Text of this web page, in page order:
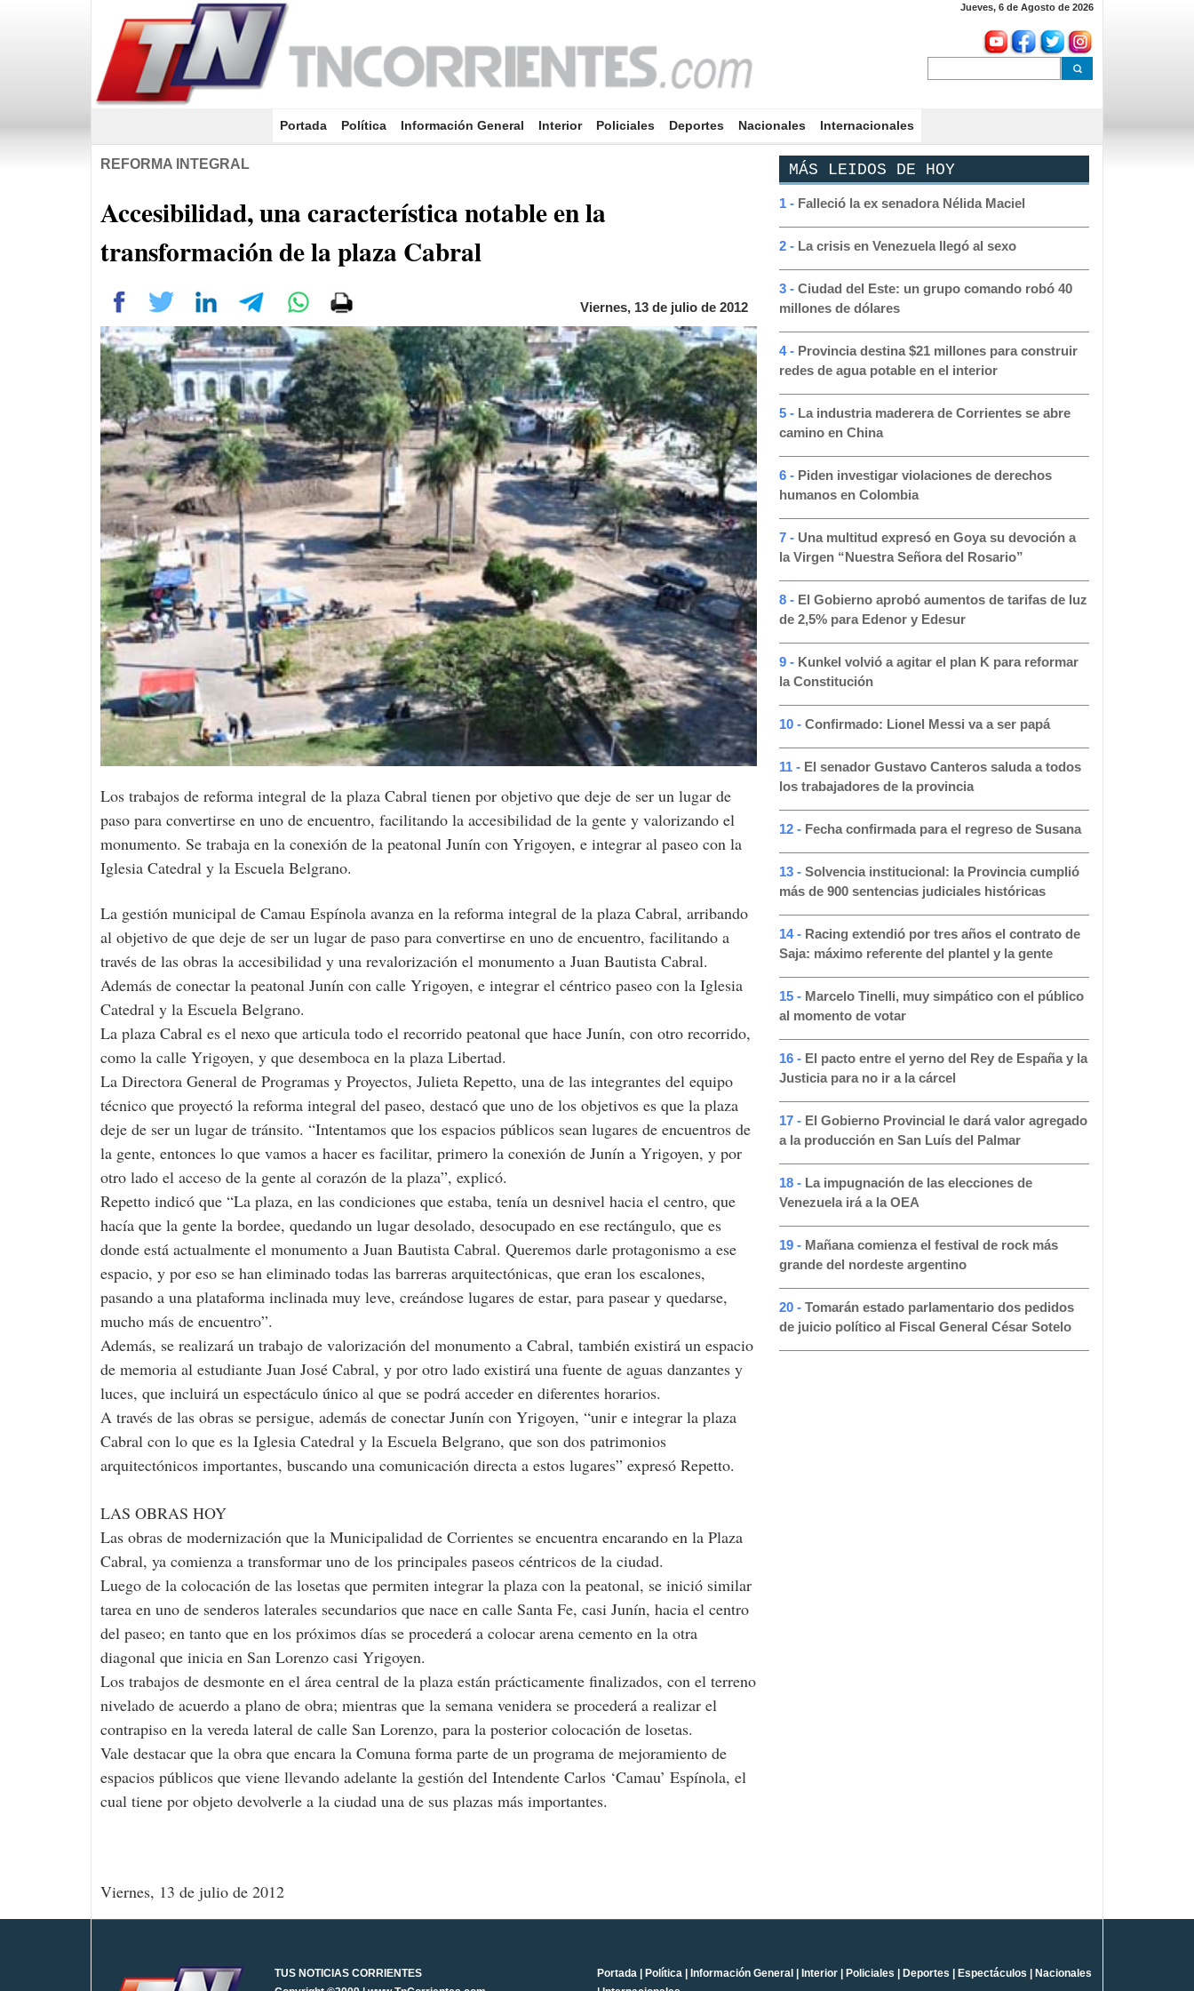
Jueves, 6 de Agosto de 2026
Portada (current)
Política Información General Interior Policiales Deportes Nacionales Internacionales
REFORMA INTEGRAL
Accesibilidad, una característica notable en la
transformación de la plaza Cabral
Viernes, 13 de julio de 2012
Los trabajos de reforma integral de la plaza Cabral tienen por objetivo que deje de ser un lugar de
paso para convertirse en uno de encuentro, facilitando la accesibilidad de la gente y valorizando el
monumento. Se trabaja en la conexión de la peatonal Junín con Yrigoyen, e integrar al paseo con la
Iglesia Catedral y la Escuela Belgrano.
La gestión municipal de Camau Espínola avanza en la reforma integral de la plaza Cabral, arribando
al objetivo de que deje de ser un lugar de paso para convertirse en uno de encuentro, facilitando a
través de las obras la accesibilidad y una revalorización el monumento a Juan Bautista Cabral.
Además de conectar la peatonal Junín con calle Yrigoyen, e integrar el céntrico paseo con la Iglesia
Catedral y la Escuela Belgrano.
La plaza Cabral es el nexo que articula todo el recorrido peatonal que hace Junín, con otro recorrido,
como la calle Yrigoyen, y que desemboca en la plaza Libertad.
La Directora General de Programas y Proyectos, Julieta Repetto, una de las integrantes del equipo
técnico que proyectó la reforma integral del paseo, destacó que uno de los objetivos es que la plaza
deje de ser un lugar de tránsito. “Intentamos que los espacios públicos sean lugares de encuentros de
la gente, entonces lo que vamos a hacer es facilitar, primero la conexión de Junín a Yrigoyen, y por
otro lado el acceso de la gente al corazón de la plaza”, explicó.
Repetto indicó que “La plaza, en las condiciones que estaba, tenía un desnivel hacia el centro, que
hacía que la gente la bordee, quedando un lugar desolado, desocupado en ese rectángulo, que es
donde está actualmente el monumento a Juan Bautista Cabral. Queremos darle protagonismo a ese
espacio, y por eso se han eliminado todas las barreras arquitectónicas, que eran los escalones,
pasando a una plataforma inclinada muy leve, creándose lugares de estar, para pasear y quedarse,
mucho más de encuentro”.
Además, se realizará un trabajo de valorización del monumento a Cabral, también existirá un espacio
de memoria al estudiante Juan José Cabral, y por otro lado existirá una fuente de aguas danzantes y
luces, que incluirá un espectáculo único al que se podrá acceder en diferentes horarios.
A través de las obras se persigue, además de conectar Junín con Yrigoyen, “unir e integrar la plaza
Cabral con lo que es la Iglesia Catedral y la Escuela Belgrano, que son dos patrimonios
arquitectónicos importantes, buscando una comunicación directa a estos lugares” expresó Repetto.
LAS OBRAS HOY
Las obras de modernización que la Municipalidad de Corrientes se encuentra encarando en la Plaza
Cabral, ya comienza a transformar uno de los principales paseos céntricos de la ciudad.
Luego de la colocación de las losetas que permiten integrar la plaza con la peatonal, se inició similar
tarea en uno de senderos laterales secundarios que nace en calle Santa Fe, casi Junín, hacia el centro
del paseo; en tanto que en los próximos días se procederá a colocar arena cemento en la otra
diagonal que inicia en San Lorenzo casi Yrigoyen.
Los trabajos de desmonte en el área central de la plaza están prácticamente finalizados, con el terreno
nivelado de acuerdo a plano de obra; mientras que la semana venidera se procederá a realizar el
contrapiso en la vereda lateral de calle San Lorenzo, para la posterior colocación de losetas.
Vale destacar que la obra que encara la Comuna forma parte de un programa de mejoramiento de
espacios públicos que viene llevando adelante la gestión del Intendente Carlos ‘Camau’ Espínola, el
cual tiene por objeto devolverle a la ciudad una de sus plazas más importantes.
Viernes, 13 de julio de 2012
MÁS LEIDOS DE HOY
1 - Falleció la ex senadora Nélida Maciel
2 - La crisis en Venezuela llegó al sexo
3 - Ciudad del Este: un grupo comando robó 40
millones de dólares
4 - Provincia destina $21 millones para construir
redes de agua potable en el interior
5 - La industria maderera de Corrientes se abre
camino en China
6 - Piden investigar violaciones de derechos
humanos en Colombia
7 - Una multitud expresó en Goya su devoción a
la Virgen “Nuestra Señora del Rosario”
8 - El Gobierno aprobó aumentos de tarifas de luz
de 2,5% para Edenor y Edesur
9 - Kunkel volvió a agitar el plan K para reformar
la Constitución
10 - Confirmado: Lionel Messi va a ser papá
11 - El senador Gustavo Canteros saluda a todos
los trabajadores de la provincia
12 - Fecha confirmada para el regreso de Susana
13 - Solvencia institucional: la Provincia cumplió
más de 900 sentencias judiciales históricas
14 - Racing extendió por tres años el contrato de
Saja: máximo referente del plantel y la gente
15 - Marcelo Tinelli, muy simpático con el público
al momento de votar
16 - El pacto entre el yerno del Rey de España y la
Justicia para no ir a la cárcel
17 - El Gobierno Provincial le dará valor agregado
a la producción en San Luís del Palmar
18 - La impugnación de las elecciones de
Venezuela irá a la OEA
19 - Mañana comienza el festival de rock más
grande del nordeste argentino
20 - Tomarán estado parlamentario dos pedidos
de juicio político al Fiscal General César Sotelo
TUS NOTICIAS CORRIENTES
Portada Política Información General Interior Policiales Deportes Espectáculos
Nacionales